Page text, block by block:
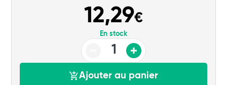
12,29€
En stock
Ajouter au panier